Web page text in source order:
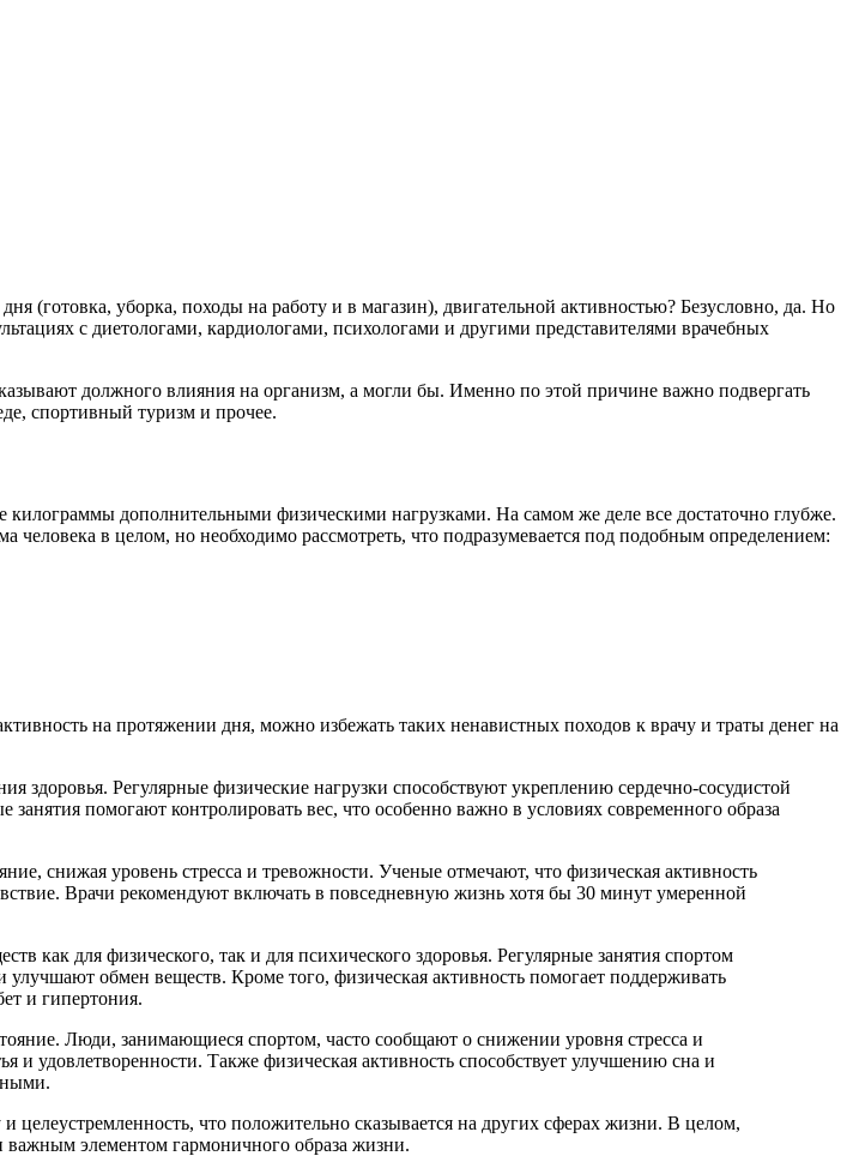
(готовка, уборка, походы на работу и в магазин), двигательной активностью? Безусловно, да. Но
с диетологами, кардиологами, психологами и другими представителями врачебных
должного влияния на организм, а могли бы. Именно по этой причине важно подвергать
спортивный туризм и прочее.
дополнительными физическими нагрузками. На самом же деле все достаточно глубже.
человека в целом, но необходимо рассмотреть, что подразумевается под подобным определением:
на протяжении дня, можно избежать таких ненавистных походов к врачу и траты денег на
Регулярные физические нагрузки способствуют укреплению сердечно-сосудистой
помогают контролировать вес, что особенно важно в условиях современного образа
снижая уровень стресса и тревожности. Ученые отмечают, что физическая активность
Врачи рекомендуют включать в повседневную жизнь хотя бы 30 минут умеренной
как для физического, так и для психического здоровья. Регулярные занятия спортом
обмен веществ. Кроме того, физическая активность помогает поддерживать
и гипертония.
Люди, занимающиеся спортом, часто сообщают о снижении уровня стресса и
удовлетворенности. Также физическая активность способствует улучшению сна и
что положительно сказывается на других сферах жизни. В целом,
важным элементом гармоничного образа жизни.